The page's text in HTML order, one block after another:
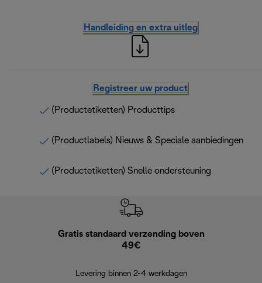
Handleiding en extra uitleg
Registreer uw product
(Productetiketten) Producttips
(Productlabels) Nieuws & Speciale aanbiedingen
(Productetiketten) Snelle ondersteuning
Gratis standaard verzending boven
49€
Levering binnen 2-4 werkdagen